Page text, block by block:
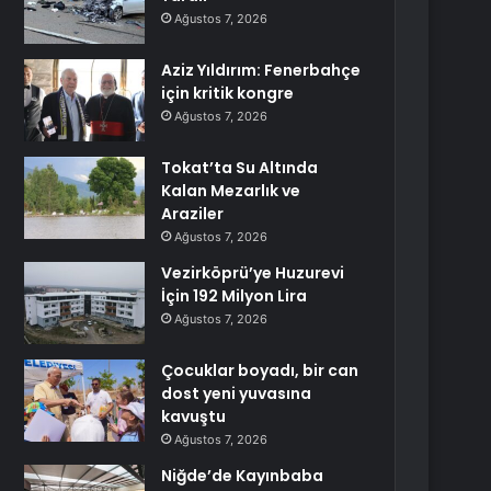
Ağustos 7, 2026
Aziz Yıldırım: Fenerbahçe
için kritik kongre
Ağustos 7, 2026
Tokat’ta Su Altında
Kalan Mezarlık ve
Araziler
Ağustos 7, 2026
Vezirköprü’ye Huzurevi
İçin 192 Milyon Lira
Ağustos 7, 2026
Çocuklar boyadı, bir can
dost yeni yuvasına
kavuştu
Ağustos 7, 2026
Niğde’de Kayınbaba